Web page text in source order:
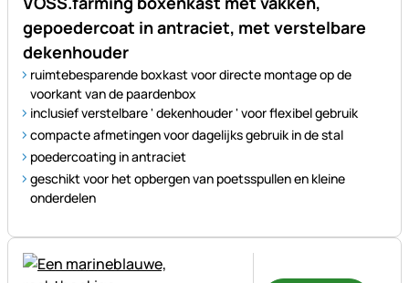
gepoedercoat in antraciet, met verstelbare
dekenhouder
ruimtebesparende boxkast voor directe montage op de
voorkant van de paardenbox
inclusief verstelbare ' dekenhouder ' voor flexibel gebruik
compacte afmetingen voor dagelijks gebruik in de stal
poedercoating in antraciet
geschikt voor het opbergen van poetsspullen en kleine
onderdelen